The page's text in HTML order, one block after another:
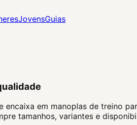
JovensGuias
em manoplas de treino
tamanhos, variantes e